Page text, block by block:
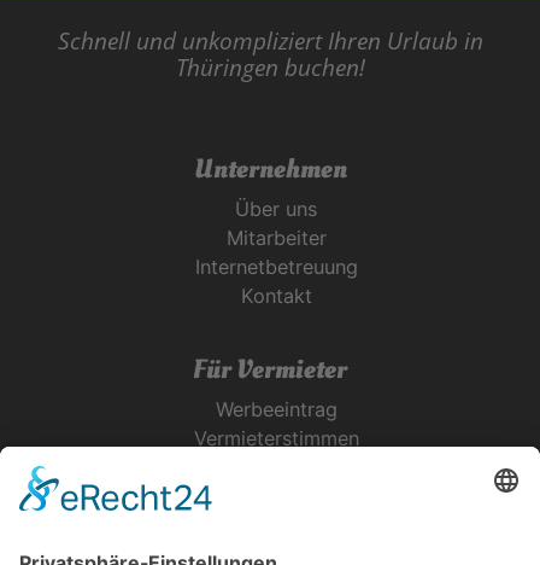
Schnell und unkompliziert Ihren Urlaub in
Thüringen buchen!
Unternehmen
Über uns
Mitarbeiter
Internetbetreuung
Kontakt
Für Vermieter
Werbeeintrag
Vermieterstimmen